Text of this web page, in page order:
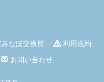
なぽ交換所
利用規約
お問い合わせ